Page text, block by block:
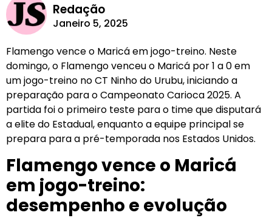
Redação
Janeiro 5, 2025
Flamengo vence o Maricá em jogo-treino. Neste
domingo, o Flamengo venceu o Maricá por 1 a 0 em
um jogo-treino no CT Ninho do Urubu, iniciando a
preparação para o Campeonato Carioca 2025. A
partida foi o primeiro teste para o time que disputará
a elite do Estadual, enquanto a equipe principal se
prepara para a pré-temporada nos Estados Unidos.
Flamengo vence o Maricá
em jogo-treino:
desempenho e evolução